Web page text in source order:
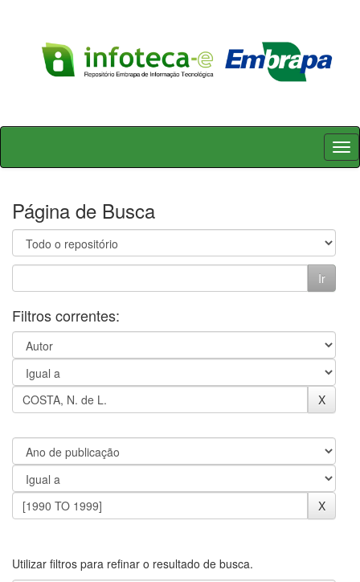
Skip
Página de Busca
Filtros correntes:
Utilizar filtros para refinar o resultado de busca.